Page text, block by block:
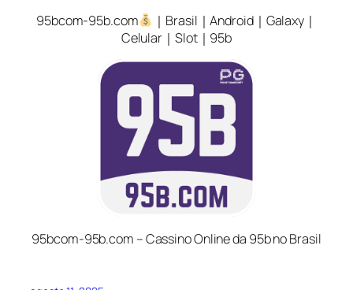
95bcom-95b.com
｜Brasil｜Android｜Galaxy｜
Celular｜Slot｜95b
95bcom-95b.com – Cassino Online da 95b no Brasil